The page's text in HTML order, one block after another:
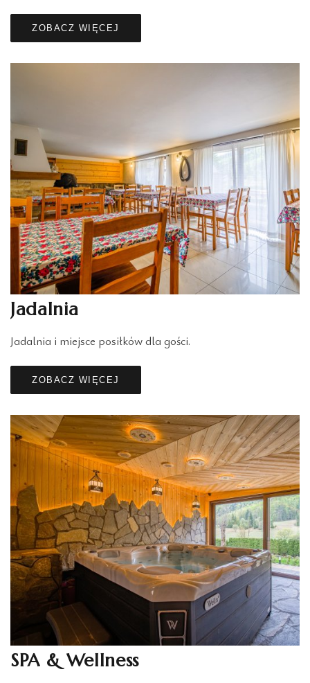
ZOBACZ WIĘCEJ
Jadalnia
Jadalnia i miejsce posiłków dla gości.
ZOBACZ WIĘCEJ
SPA & Wellness